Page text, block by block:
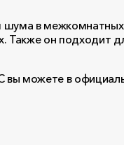
в
Также он
можете в